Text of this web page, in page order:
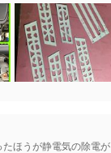
ほうが静電気の除電が